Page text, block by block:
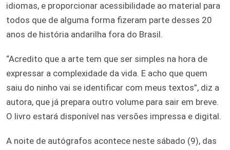
idiomas, e proporcionar acessibilidade ao material para
todos que de alguma forma fizeram parte desses 20
anos de história andarilha fora do Brasil.
“Acredito que a arte tem que ser simples na hora de
expressar a complexidade da vida. E acho que quem
saiu do ninho vai se identificar com meus textos”, diz a
autora, que já prepara outro volume para sair em breve.
O livro estará disponível nas versões impressa e digital.
A noite de autógrafos acontece neste sábado (9), das